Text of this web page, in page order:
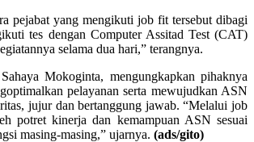
pejabat yang mengikuti job fit tersebut dibagi
tes dengan Computer Assitad Test (CAT)
selama dua hari,” terangnya.
Mokoginta, mengungkapkan pihaknya
pelayanan serta mewujudkan ASN
jujur dan bertanggung jawab. “Melalui job
potret kinerja dan kemampuan ASN sesuai
masing-masing,” ujarnya. (ads/gito)